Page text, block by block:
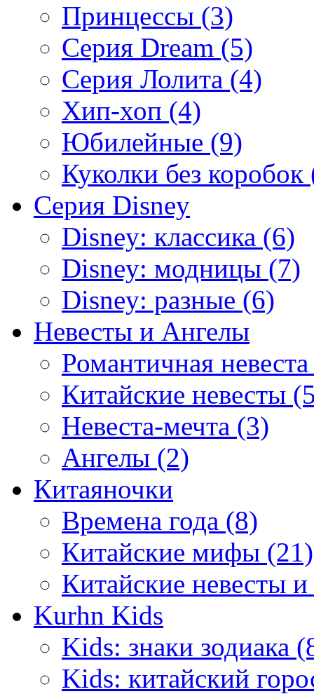
Принцессы (3)
Серия Dream (5)
Серия Лолита (4)
Хип-хоп (4)
Юбилейные (9)
Куколки без коробок
Серия Disney
Disney: классика (6)
Disney: модницы (7)
Disney: разные (6)
Невесты и Ангелы
Романтичная
Китайские невесты
Невеста-мечта (3)
Ангелы (2)
Китаяночки
Времена года (8)
Китайские мифы (21)
Китайские невесты
Kurhn Kids
Kids: знаки зодиака
Kids: китайский